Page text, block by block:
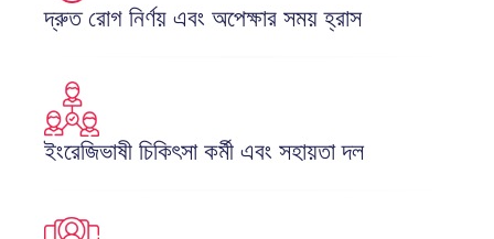
দ্রুত রোগ নির্ণয় এবং অপেক্ষার সময় হ্রাস
ইংরেজিভাষী চিকিৎসা কর্মী এবং সহায়তা দল